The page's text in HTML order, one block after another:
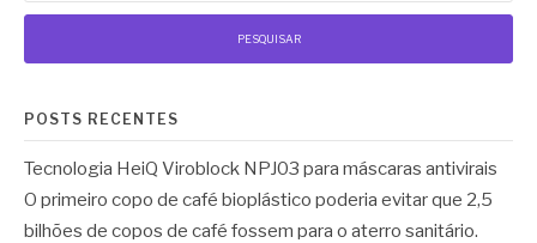
POSTS RECENTES
Tecnologia HeiQ Viroblock NPJ03 para máscaras antivirais
O primeiro copo de café bioplástico poderia evitar que 2,5
bilhões de copos de café fossem para o aterro sanitário.